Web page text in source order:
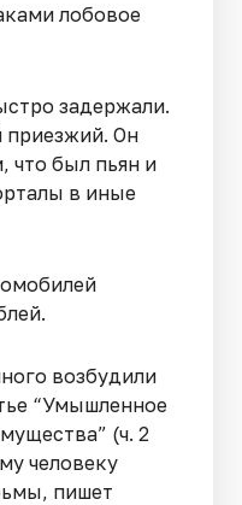
лобовое
задержали.
приезжий. Он
что был пьян и
в иные
возбудили
“Умышленное
(ч. 2
человеку
пишет